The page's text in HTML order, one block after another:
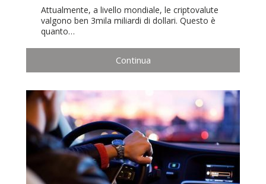
Attualmente, a livello mondiale, le criptovalute
valgono ben 3mila miliardi di dollari. Questo è
quanto…
Continua